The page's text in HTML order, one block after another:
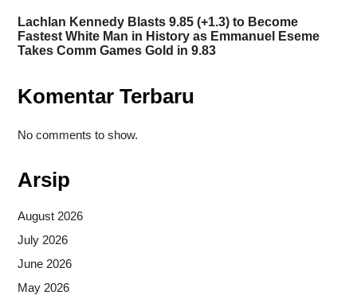
Lachlan Kennedy Blasts 9.85 (+1.3) to Become
Fastest White Man in History as Emmanuel Eseme
Takes Comm Games Gold in 9.83
Komentar Terbaru
No comments to show.
Arsip
August 2026
July 2026
June 2026
May 2026